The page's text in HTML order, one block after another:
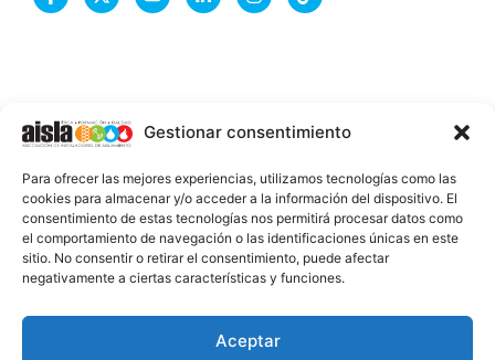
Gestionar consentimiento
Para ofrecer las mejores experiencias, utilizamos tecnologías como las
cookies para almacenar y/o acceder a la información del dispositivo. El
consentimiento de estas tecnologías nos permitirá procesar datos como
el comportamiento de navegación o las identificaciones únicas en este
sitio. No consentir o retirar el consentimiento, puede afectar
negativamente a ciertas características y funciones.
Aceptar
c
-
f
t
r
u
n
-
i
s
m
k
INFORMACIÓN LEGAL
AVISO LEGAL
PROTECCIÓN DE DATOS
POLÍTICA DE COOKIES